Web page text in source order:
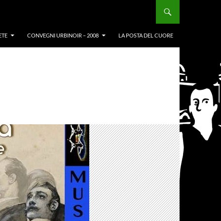
CONVEGNI URBINOIR – 2008 LA POSTA DEL CUORE